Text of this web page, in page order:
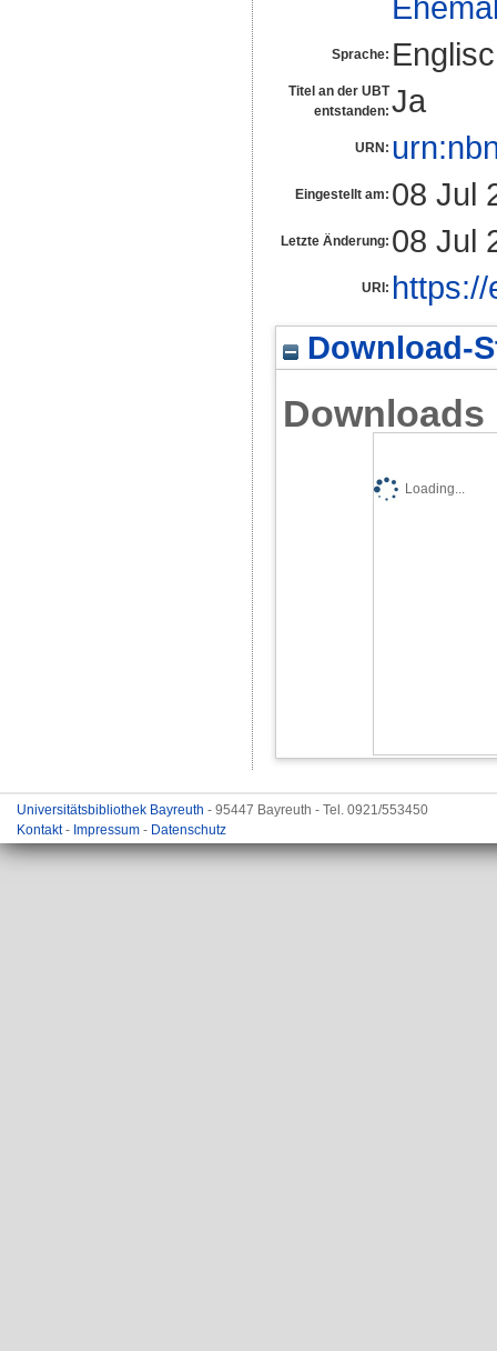
Sprache:
Titel an der UBT
entstanden: Ja
URN:
Eingestellt am: 08 Jul
Letzte Änderung: 08 Jul
URI:
Download-
Downloads
Loading...
Universitätsbibliothek Bayreuth - 95447 Bayreuth - Tel. 0921/553450
Kontakt- Impressum - Datenschutz